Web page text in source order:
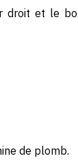
droit et le
de plomb.